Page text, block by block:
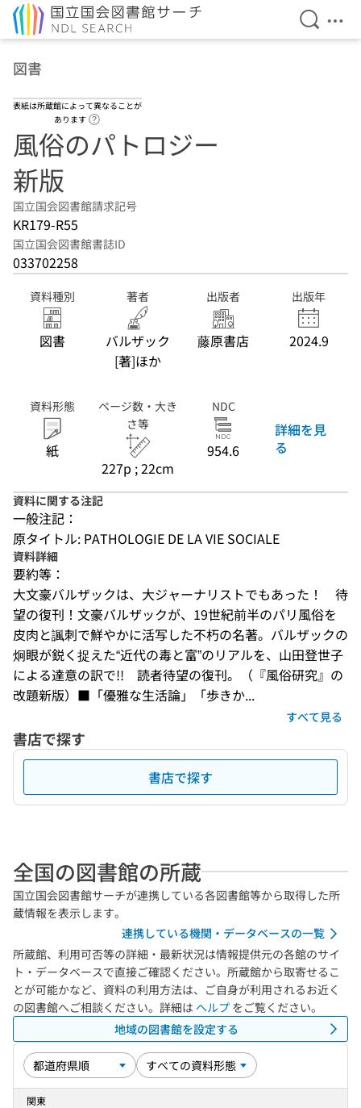
検索を
メ
図書
表紙は所蔵館によって異なることが
あります
風俗のパトロジー
新版
国立国会図書館請求記号
KR179-R55
国立国会図書館書誌ID
033702258
資料種別
図書
著者
バルザック
[著]ほか
出版者
藤原書店
出版年
2024.9
資料形態
紙
ページ数・大き
さ等
227p ; 22cm
NDC
954.6
詳細を見
る
資料に関する注記
一般注記：
原タイトル: PATHOLOGIE DE LA VIE SOCIALE
資料詳細
要約等：
大文豪バルザックは、大ジャーナリストでもあった！　待
望の復刊！文豪バルザックが、19世紀前半のパリ風俗を
皮肉と諷刺で鮮やかに活写した不朽の名著。バルザックの
炯眼が鋭く捉えた“近代の毒と富”のリアルを、山田登世子
による達意の訳で!!　読者待望の復刊。（『風俗研究』の
改題新版）■「優雅な生活論」「歩きか...
すべて見る
書店で探す
書店で探す
全国の図書館の所蔵
国立国会図書館サーチが連携している各図書館等から取得した所
蔵情報を表示します。
連携している機関・データベースの一覧
所蔵館、利用可否等の詳細・最新状況は情報提供元の各館のサイ
ト・データベースで直接ご確認ください。所蔵館から取寄せるこ
とが可能かなど、資料の利用方法は、ご自身が利用されるお近く
の図書館へご相談ください。詳細は ヘルプ をご覧ください。
地域の図書館を設定する
関東